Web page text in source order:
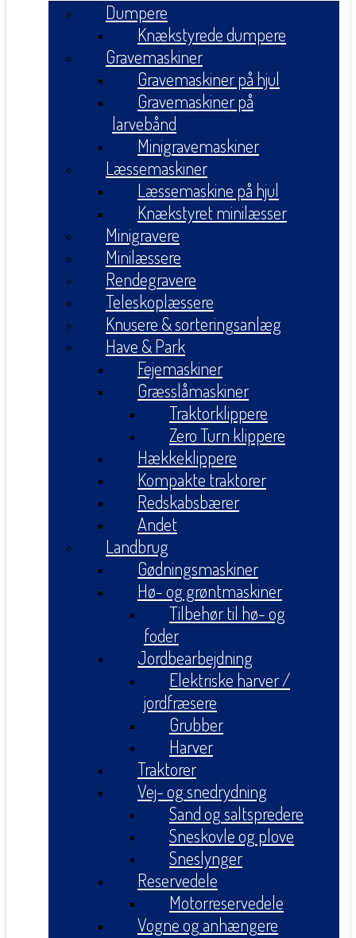
Dumpere
Knækstyrede dumpere
Gravemaskiner
Gravemaskiner på hjul
Gravemaskiner på
larvebånd
Minigravemaskiner
Læssemaskiner
Læssemaskine på hjul
Knækstyret minilæsser
Minigravere
Minilæssere
Rendegravere
Teleskoplæssere
Knusere & sorteringsanlæg
Have & Park
Fejemaskiner
Græsslåmaskiner
Traktorklippere
Zero Turn klippere
Hækkeklippere
Kompakte traktorer
Redskabsbærer
Andet
Landbrug
Gødningsmaskiner
Hø- og grøntmaskiner
Tilbehør til hø- og
foder
Jordbearbejdning
Elektriske harver /
jordfræsere
Grubber
Harver
Traktorer
Vej- og snedrydning
Sand og saltspredere
Sneskovle og plove
Sneslynger
Reservedele
Motorreservedele
Vogne og anhængere